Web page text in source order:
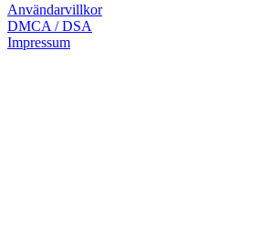
Användarvillkor
DMCA / DSA
Impressum